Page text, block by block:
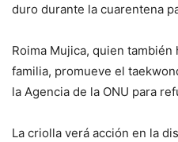
duro durante la cuarentena
Roima Mujica, quien
familia, promueve el
la Agencia de la ONU para
La criolla verá acción en la